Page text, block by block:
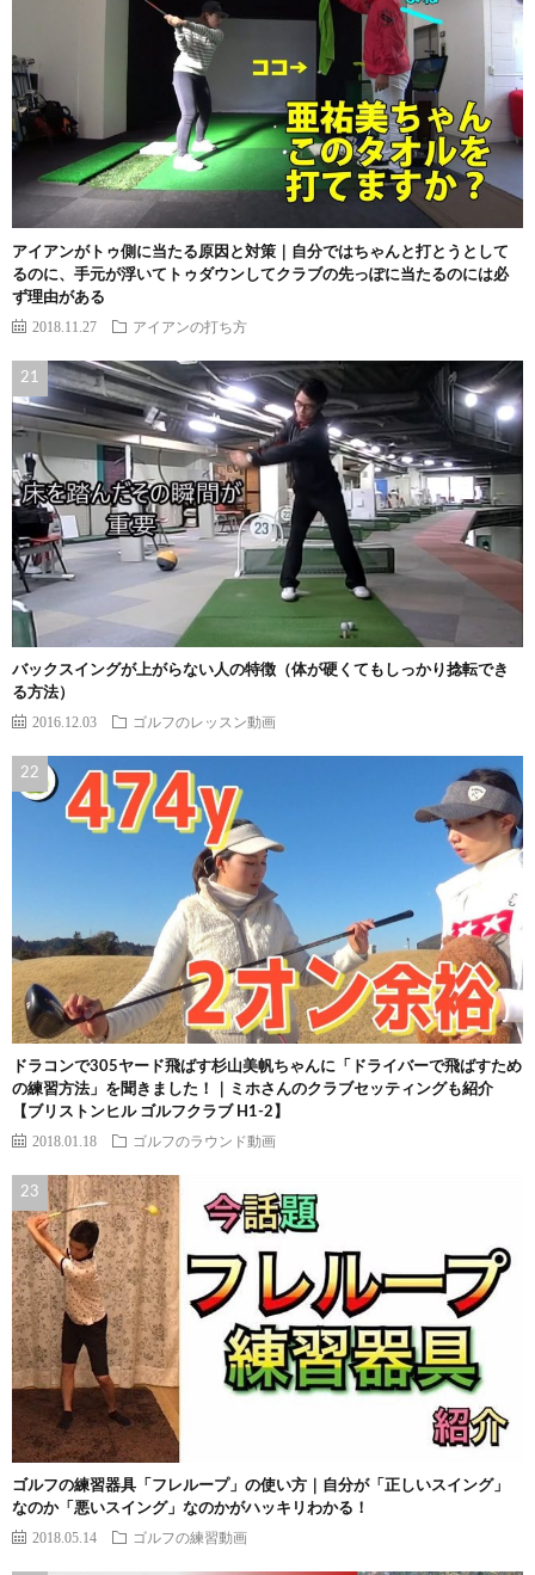
アイアンがトゥ側に当たる原因と対策｜自分ではちゃんと打とうとして
るのに、手元が浮いてトゥダウンしてクラブの先っぽに当たるのには必
ず理由がある
2018.11.27 アイアンの打ち方
バックスイングが上がらない人の特徴（体が硬くてもしっかり捻転でき
る方法）
2016.12.03 ゴルフのレッスン動画
ドラコンで305ヤード飛ばす杉山美帆ちゃんに「ドライバーで飛ばすため
の練習方法」を聞きました！｜ミホさんのクラブセッティングも紹介
【ブリストンヒル ゴルフクラブ H1-2】
2018.01.18 ゴルフのラウンド動画
ゴルフの練習器具「フレループ」の使い方｜自分が「正しいスイング」
なのか「悪いスイング」なのかがハッキリわかる！
2018.05.14 ゴルフの練習動画